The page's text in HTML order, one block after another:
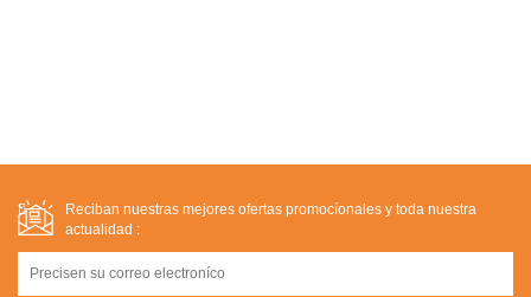
Reciban nuestras mejores ofertas promocíonales y toda nuestra
actualidad :